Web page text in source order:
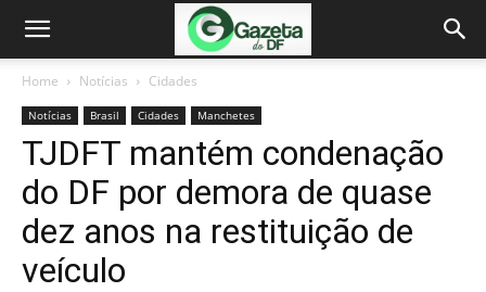
Home Notícias Cidades
Notícias Brasil Cidades Manchetes
TJDFT mantém condenação
do DF por demora de quase
dez anos na restituição de
veículo